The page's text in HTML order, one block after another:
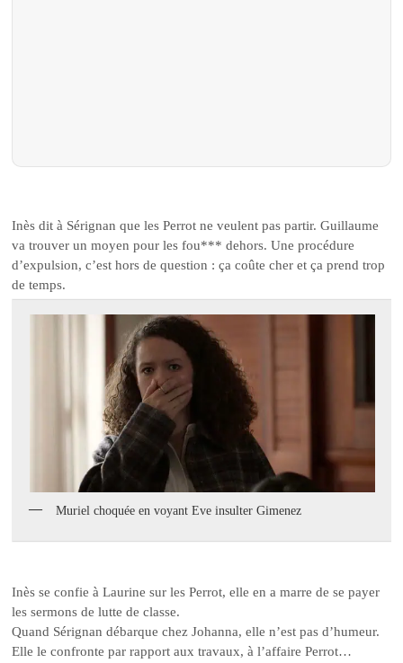
Inès dit à Sérignan que les Perrot ne veulent pas partir. Guillaume
va trouver un moyen pour les fou*** dehors. Une procédure
d’expulsion, c’est hors de question : ça coûte cher et ça prend trop
de temps.
Muriel choquée en voyant Eve insulter Gimenez
Inès se confie à Laurine sur les Perrot, elle en a marre de se payer
les sermons de lutte de classe.
Quand Sérignan débarque chez Johanna, elle n’est pas d’humeur.
Elle le confronte par rapport aux travaux, à l’affaire Perrot…